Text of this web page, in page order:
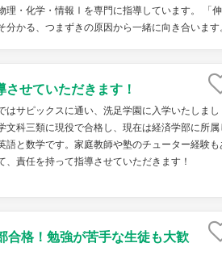
理・化学・情報Ⅰを専門に指導しています。 「
分かる、つまずきの原因から一緒に向き合います
せていただきます！
はサピックスに通い、洗足学園に入学いたしまし
文科三類に現役で合格し、現在は経済学部に所属
語と数学です。家庭教師や塾のチューター経験も
、責任を持って指導させていただきます！
合格！勉強が苦手な生徒も大歓